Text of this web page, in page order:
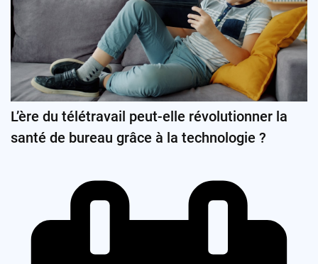
L’ère du télétravail peut-elle révolutionner la
santé de bureau grâce à la technologie ?